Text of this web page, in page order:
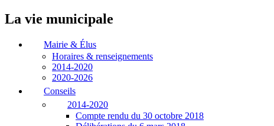
La vie municipale
Mairie & Élus
Horaires & renseignements
2014-2020
2020-2026
Conseils
2014-2020
Compte rendu du 30 octobre 2018